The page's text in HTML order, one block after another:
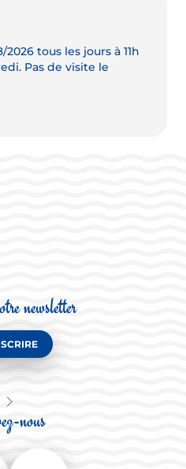
tous les jours à 11h
Pas de visite le
newsletter
nous